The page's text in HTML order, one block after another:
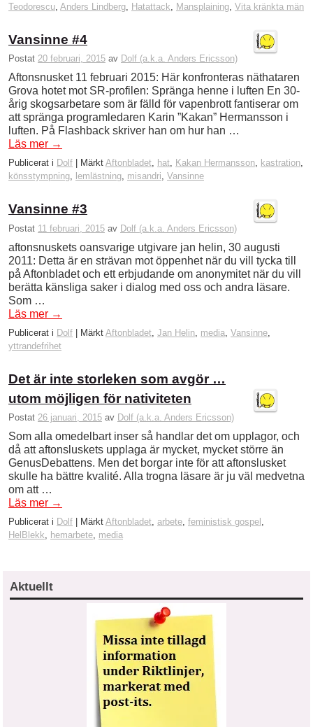
Teodorescu Anders Lindberg Hatattack Mansplaining Vita kränkta män
Vansinne #4
Postat 20 februari, 2015 av Dolf (a.k.a. Anders Ericsson)
Aftonsnusket 11 februari 2015: Här konfronteras näthataren
Grova hotet mot SR-profilen: Spränga henne i luften En 30-
årig skogsarbetare som är fälld för vapenbrott fantiserar om
att spränga programledaren Karin ”Kakan” Hermansson i
luften. På Flashback skriver han om hur han …
Läs mer →
Publicerat i Dolf Märkt Aftonbladet, hat, Kakan Hermansson, kastration,
könsstympning, lemlästning, misandri, Vansinne
Vansinne #3
Postat 11 februari, 2015 av Dolf (a.k.a. Anders Ericsson)
aftonsnuskets oansvarige utgivare jan helin, 30 augusti
2011: Detta är en strävan mot öppenhet när du vill tycka till
på Aftonbladet och ett erbjudande om anonymitet när du vill
berätta känsliga saker i dialog med oss och andra läsare.
Som …
Läs mer →
Publicerat i Dolf | Märkt Aftonbladet Jan Helin media Vansinne
yttrandefrihet
Det är inte storleken som avgör …
utom möjligen för nativiteten
Postat 26 januari, 2015 av Dolf (a.k.a. Anders Ericsson)
Som alla omedelbart inser så handlar det om upplagor, och
då att aftonsluskets upplaga är mycket, mycket större än
GenusDebattens. Men det borgar inte för att aftonslusket
skulle ha bättre kvalité. Alla trogna läsare är ju väl medvetna
om att …
Läs mer →
Publicerat i Dolf Märkt Aftonbladet, arbete, feministisk gospel ,
HelBlekk, hemarbete, media
Aktuellt